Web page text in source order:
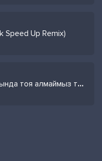
Speed Up Remix)
тоя алмаймыз телефон қоя алмаймыз